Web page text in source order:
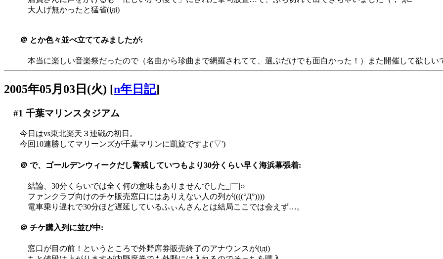
大人げ無かったと猛省(iдi)
＠ とか色々並べ立ててみましたが:
本当に楽しい音楽祭だったので（名曲から珍曲まで網羅されてて、選ぶだけでも面白かった！）また開催して欲し
2005年05月03日(火) [n年日記]
#1 千葉マリンスタジアム
今日はvs東北楽天３連戦の初日。
今回10連勝してマリーンズが千葉マリンに凱旋ですよ('▽')
＠ で、ゴールデンウィークだし警戒していつもより30分くらい早く海浜幕張着:
結論、30分くらいでは全く何の意味もありませんでした_|￣|○
ファンクラブ向けのチケ販売窓口にはありえない人の列が((((°Д°))))
電車乗り遅れで30分ほど遅延しているふぃんさんとは結局ここでは会えず…。
＠ チケ購入列に並び中:
窓口が目の前！というところで外野席券販売終了のアナウンスが(iдi)